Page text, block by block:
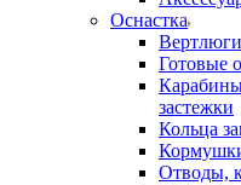
Оснастка
Вертлюги
Готовые
застежки
Кольца
Отводы,